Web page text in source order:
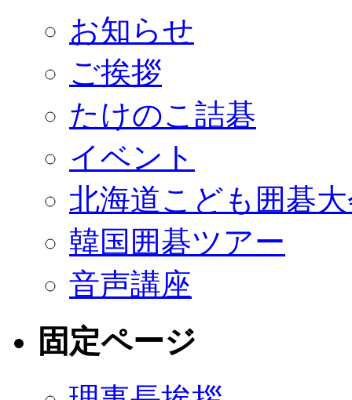
お知らせ
ご挨拶
たけのこ詰碁
イベント
北海道こども囲碁
韓国囲碁ツアー
音声講座
固定ページ